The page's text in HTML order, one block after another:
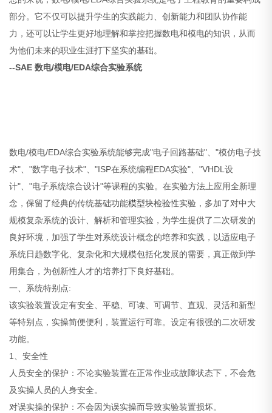
部分。它不仅可以提升学生的实践能力、创新能力和团队协作能
力，还可以让学生更好地理解和掌控把握数电和模电的知识，从而
为他们未来的职业生涯打下坚实的基础。
--SAE 数电/模电/EDA综合实验系统
数电/模电/EDA综合实验系统能够完成"电子回路基础"、"模仿电子技
术"、"数字电子技术"、"ISP在系统编程EDA实验"、"VHDL设
计"、"电子系统综合设计"等课程的实验。在实验方法上应用全新理
念，保留了经典的传统基础功能模型块检验性实验，多加了对中大
规模复杂系统的设计、解析和管理实验，为学生提供了二次研发的
良好环境，加强了学生对系统设计概念的培养和实践，以适应电子
系统日趋数字化、复杂化和大规模包括化发展的需要，真正做到学
用集合，为创新性人才的培养打下良好基础。
一、系统特别点:
该实验装置设定有安全、平稳、可读、可调节、直观、灵活和新型
等特别点，实操简便便利，装置运行可靠。设定有很强的二次研发
功能。
1、安全性
人员安全的保护：不论实验装置在正常作业或故障状态下，不会危
及实操人员的人身安全。
对误实操的保护：不会因为误实操而导致实验装置损坏。